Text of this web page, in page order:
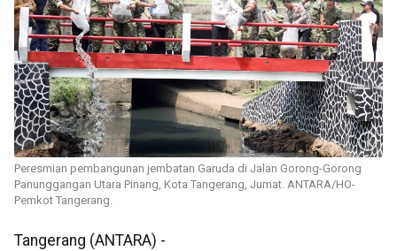
Peresmian pembangunan jembatan Garuda di Jalan Gorong-Gorong
Panunggangan Utara Pinang, Kota Tangerang, Jumat. ANTARA/HO-
Pemkot Tangerang.
Tangerang (ANTARA) -